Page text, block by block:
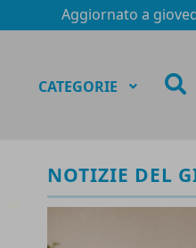
Aggiornato a
CATEGORIE
NOTIZIE DEL